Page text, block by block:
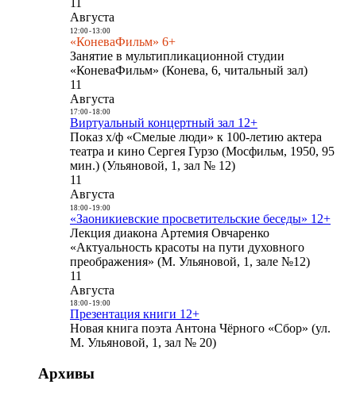
11
Августа
12:00- 13:00
«КоневаФильм» 6+
Занятие в мультипликационной студии
«КоневаФильм» (Конева, 6, читальный зал)
11
Августа
17:00- 18:00
Виртуальный концертный зал 12+
Показ х/ф «Смелые люди» к 100-летию актера
театра и кино Сергея Гурзо (Мосфильм, 1950, 95
мин.) (Ульяновой, 1, зал № 12)
11
Августа
18:00- 19:00
«Заоникиевские просветительские беседы» 12+
Лекция диакона Артемия Овчаренко
«Актуальность красоты на пути духовного
преображения» (М. Ульяновой, 1, зале №12)
11
Августа
18:00- 19:00
Презентация книги 12+
Новая книга поэта Антона Чёрного «Сбор» (ул.
М. Ульяновой, 1, зал № 20)
Архивы